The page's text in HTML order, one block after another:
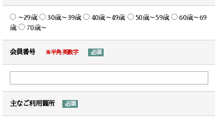
～29歳 30歳～39歳 40歳～49歳 50歳～59歳
60歳～69
歳
70歳～
会員番号 ※半角英数字 必須
主なご利用箇所 必須